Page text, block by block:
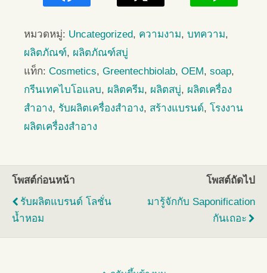
หมวดหมู่: Uncategorized, ความงาม, บทความ,
ผลิตภัณฑ์, ผลิตภัณฑ์สบู่
แท็ก: Cosmetics, Greentechbiolab, OEM, soap,
กรีนเทคไบโอแลบ, ผลิตครีม, ผลิตสบู่, ผลิตเครื่อง
สำอาง, รับผลิตเครื่องสำอาง, สร้างแบรนด์, โรงงาน
ผลิตเครื่องสำอาง
โพสต์ก่อนหน้า
รับผลิตแบรนด์ โลชั่น
น้ำหอม
โพสต์ถัดไป
มารู้จักกับ Saponification
กันเถอะ